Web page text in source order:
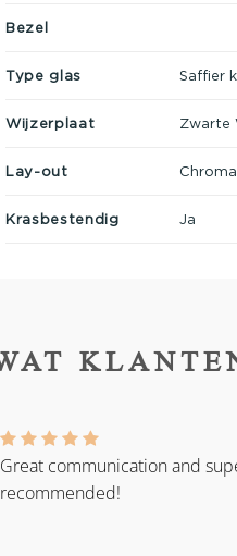
Bezel
Type glas Saffier
Wijzerplaat Zwarte
Lay-out
Krasbestendig Ja
Great communication and
recommended!